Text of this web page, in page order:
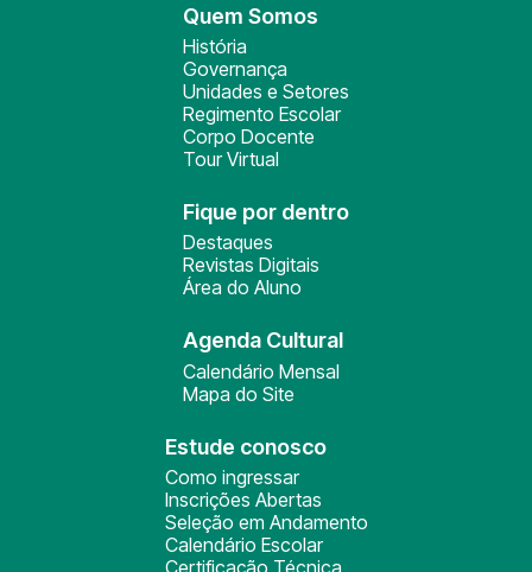
Quem Somos
História
Governança
Unidades e Setores
Regimento Escolar
Corpo Docente
Tour Virtual
Fique por dentro
Destaques
Revistas Digitais
Área do Aluno
Agenda Cultural
Calendário Mensal
Mapa do Site
Estude conosco
Como ingressar
Inscrições Abertas
Seleção em Andamento
Calendário Escolar
Certificação Técnica